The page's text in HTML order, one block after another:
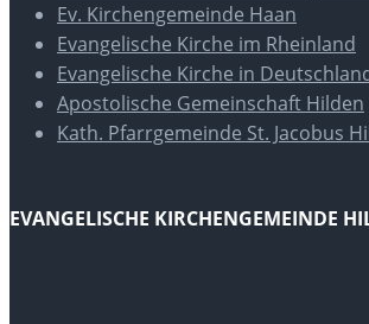
Ev. Kirchengemeinde Haan
Evangelische Kirche im Rheinland
Evangelische Kirche in
Apostolische Gemeinschaft Hilden
Kath. Pfarrgemeinde St. Jacobus
EVANGELISCHE KIRCHENGEMEINDE